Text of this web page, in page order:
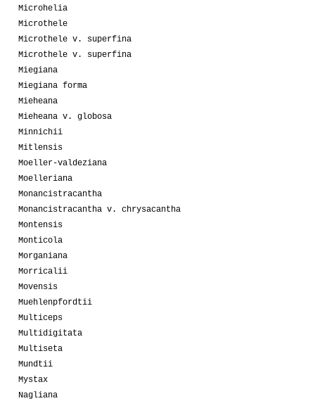
Microhelia
Microthele
Microthele v. superfina
Microthele v. superfina
Miegiana
Miegiana forma
Mieheana
Mieheana v. globosa
Minnichii
Mitlensis
Moeller-valdeziana
Moelleriana
Monancistracantha
Monancistracantha v. chrysacantha
Montensis
Monticola
Morganiana
Morricalii
Movensis
Muehlenpfordtii
Multiceps
Multidigitata
Multiseta
Mundtii
Mystax
Nagliana